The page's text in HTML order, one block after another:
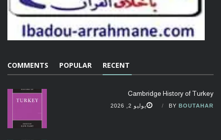
RECENT
POPULAR
COMMENTS
Cambridge History of Turkey
BY BOUTAHAR يوليو 2, 2026